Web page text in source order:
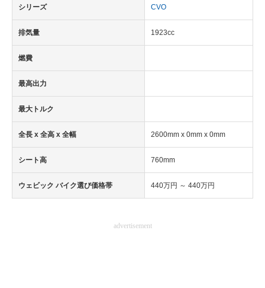
AI活用のいまが分かる
企業ITのトレンドを詳説
経営リーダーのコミュニティ
マーケ×ITの今がよく分かる
ITエンジニア向け専門サイト
企業向けIT製品の総合サイト
IT製品の技術・比較・事例
製造業のIT導入・活用を支援
シリーズ CVO
排気量 1923cc
燃費
最高出力
最大トルク
全長 x 全高 x 全幅 2600mm x 0mm x 0mm
シート高 760mm
ウェビック バイク選び価格帯 440万円 ～ 440万円
advertisement